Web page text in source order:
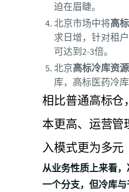
迫在眉睫。
北京市场中将高
求日增，针对租
可达到2-3倍。
北京高标冷库资
库，高标医药冷库
相比普通高标仓
本更高、运营管
入模式更为多元
从业务性质上来看
一个分支，但冷库